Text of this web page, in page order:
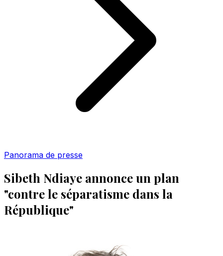
Panorama de presse
Sibeth Ndiaye annonce un plan
"contre le séparatisme dans la
République"